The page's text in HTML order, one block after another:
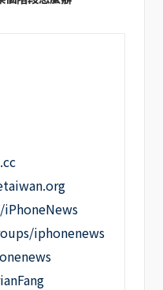
iphonenews